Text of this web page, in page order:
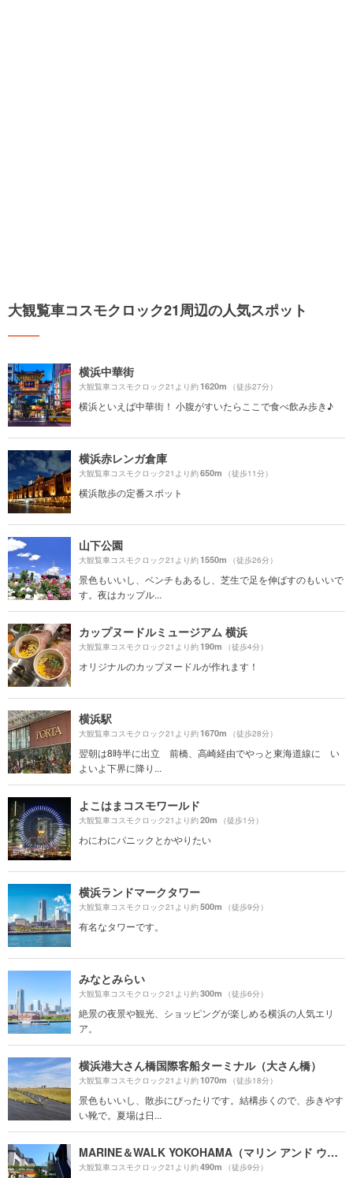
大観覧車コスモクロック21周辺の人気スポット
横浜中華街
大観覧車コスモクロック21より約1620m （徒歩27分）
横浜といえば中華街！ 小腹がすいたらここで食べ飲み歩き♪
横浜赤レンガ倉庫
大観覧車コスモクロック21より約650m （徒歩11分）
横浜散歩の定番スポット
山下公園
大観覧車コスモクロック21より約1550m （徒歩26分）
景色もいいし、ベンチもあるし、芝生で足を伸ばすのもいいで
す。夜はカップル...
カップヌードルミュージアム 横浜
大観覧車コスモクロック21より約190m （徒歩4分）
オリジナルのカップヌードルが作れます！
横浜駅
大観覧車コスモクロック21より約1670m （徒歩28分）
翌朝は8時半に出立 前橋、高崎経由でやっと東海道線に い
よいよ下界に降り...
よこはまコスモワールド
大観覧車コスモクロック21より約20m （徒歩1分）
わにわにパニックとかやりたい
横浜ランドマークタワー
大観覧車コスモクロック21より約500m （徒歩9分）
有名なタワーです。
みなとみらい
大観覧車コスモクロック21より約300m （徒歩6分）
絶景の夜景や観光、ショッピングが楽しめる横浜の人気エリ
ア。
横浜港大さん橋国際客船ターミナル（大さん橋）
大観覧車コスモクロック21より約1070m （徒歩18分）
景色もいいし、散歩にぴったりです。結構歩くので、歩きやす
い靴で。夏場は日...
MARINE＆WALK YOKOHAMA（マリン アンド ウォーク ヨコハマ）
大観覧車コスモクロック21より約490m （徒歩9分）